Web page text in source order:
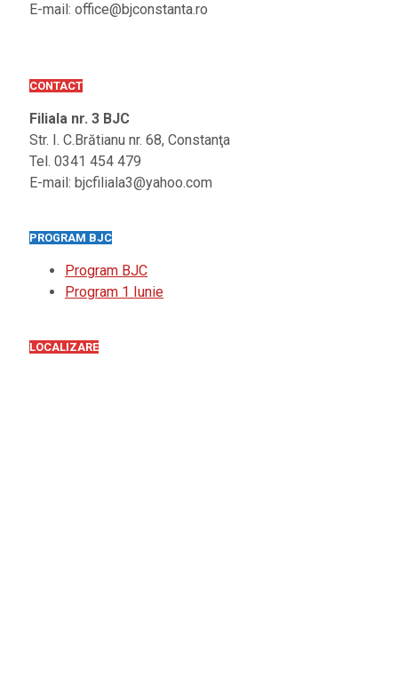
E-mail: office@bjconstanta.ro
CONTACT
Filiala nr. 3 BJC
Str. I. C.Brătianu nr. 68, Constanţa
Tel. 0341 454 479
E-mail: bjcfiliala3@yahoo.com
PROGRAM BJC
Program BJC
Program 1 Iunie
LOCALIZARE